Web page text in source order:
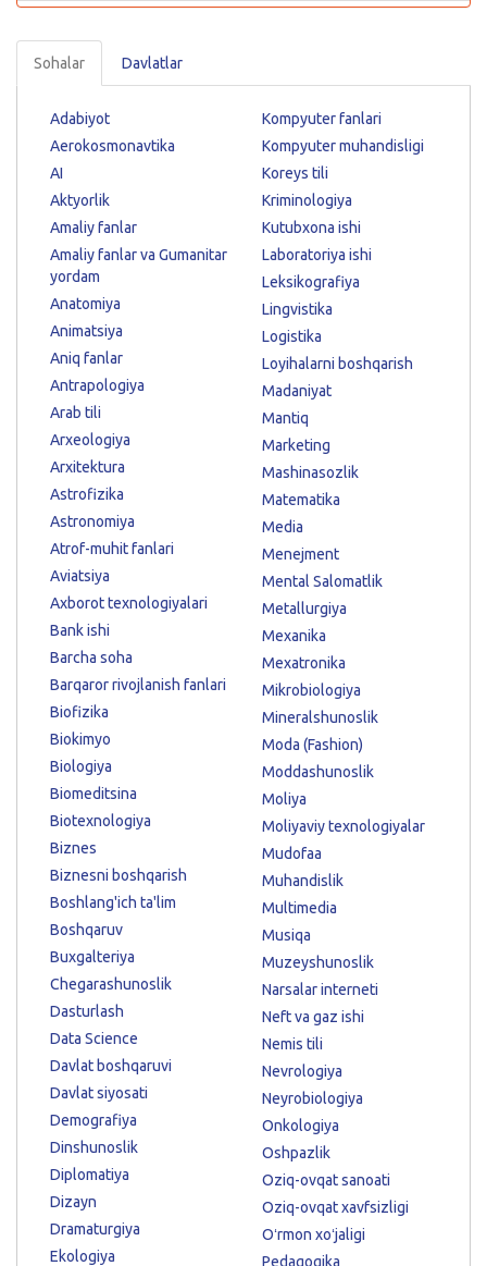
Sohalar Davlatlar
Adabiyot
Aerokosmonavtika
AI
Aktyorlik
Amaliy fanlar
Amaliy fanlar va Gumanitar
yordam
Anatomiya
Animatsiya
Aniq fanlar
Antrapologiya
Arab tili
Arxeologiya
Arxitektura
Astrofizika
Astronomiya
Atrof-muhit fanlari
Aviatsiya
Axborot texnologiyalari
Bank ishi
Barcha soha
Barqaror rivojlanish fanlari
Biofizika
Biokimyo
Biologiya
Biomeditsina
Biotexnologiya
Biznes
Biznesni boshqarish
Boshlang'ich ta'lim
Boshqaruv
Buxgalteriya
Chegarashunoslik
Dasturlash
Data Science
Davlat boshqaruvi
Davlat siyosati
Demografiya
Dinshunoslik
Diplomatiya
Dizayn
Dramaturgiya
Ekologiya
Kompyuter fanlari
Kompyuter muhandisligi
Koreys tili
Kriminologiya
Kutubxona ishi
Laboratoriya ishi
Leksikografiya
Lingvistika
Logistika
Loyihalarni boshqarish
Madaniyat
Mantiq
Marketing
Mashinasozlik
Matematika
Media
Menejment
Mental Salomatlik
Metallurgiya
Mexanika
Mexatronika
Mikrobiologiya
Mineralshunoslik
Moda (Fashion)
Moddashunoslik
Moliya
Moliyaviy texnologiyalar
Mudofaa
Muhandislik
Multimedia
Musiqa
Muzeyshunoslik
Narsalar interneti
Neft va gaz ishi
Nemis tili
Nevrologiya
Neyrobiologiya
Onkologiya
Oshpazlik
Oziq-ovqat sanoati
Oziq-ovqat xavfsizligi
Oʻrmon xoʻjaligi
Pedagogika